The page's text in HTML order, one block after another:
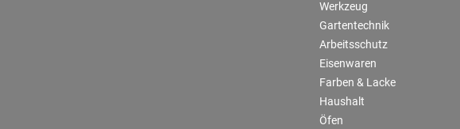
Werkzeug
Gartentechnik
Arbeitsschutz
Eisenwaren
Farben & Lacke
Haushalt
Öfen